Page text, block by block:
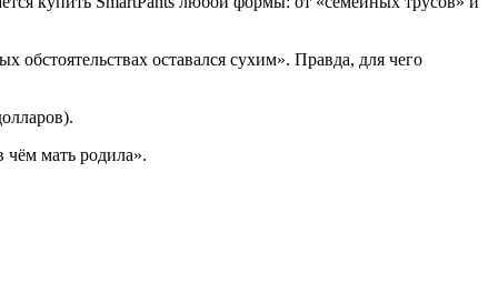
оставался сухим». Правда, для чего
чём мать родила».